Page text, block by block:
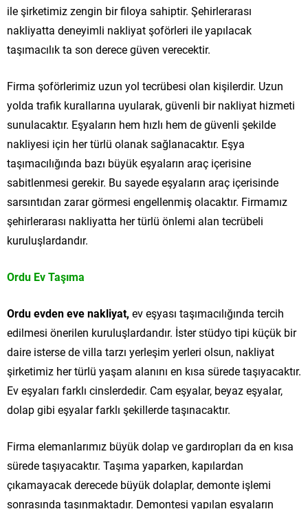
ile şirketimiz zengin bir filoya sahiptir. Şehirlerarası
nakliyatta deneyimli nakliyat şoförleri ile yapılacak
taşımacılık ta son derece güven verecektir.
Firma şoförlerimiz uzun yol tecrübesi olan kişilerdir. Uzun
yolda trafik kurallarına uyularak, güvenli bir nakliyat hizmeti
sunulacaktır. Eşyaların hem hızlı hem de güvenli şekilde
nakliyesi için her türlü olanak sağlanacaktır. Eşya
taşımacılığında bazı büyük eşyaların araç içerisine
sabitlenmesi gerekir. Bu sayede eşyaların araç içerisinde
sarsıntıdan zarar görmesi engellenmiş olacaktır. Firmamız
şehirlerarası nakliyatta her türlü önlemi alan tecrübeli
kuruluşlardandır.
Ordu Ev Taşıma
Ordu evden eve nakliyat, ev eşyası taşımacılığında tercih
edilmesi önerilen kuruluşlardandır. İster stüdyo tipi küçük bir
daire isterse de villa tarzı yerleşim yerleri olsun, nakliyat
şirketimiz her türlü yaşam alanını en kısa sürede taşıyacaktır.
Ev eşyaları farklı cinslerdedir. Cam eşyalar, beyaz eşyalar,
dolap gibi eşyalar farklı şekillerde taşınacaktır.
Firma elemanlarımız büyük dolap ve gardıropları da en kısa
sürede taşıyacaktır. Taşıma yaparken, kapılardan
çıkamayacak derecede büyük dolaplar, demonte işlemi
sonrasında taşınmaktadır. Demontesi yapılan eşyaların